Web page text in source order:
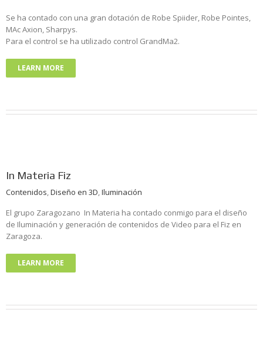
Se ha contado con una gran dotación de Robe Spiider, Robe Pointes,
MAc Axion, Sharpys.
Para el control se ha utilizado control GrandMa2.
LEARN MORE
In Materia Fiz
Contenidos,Diseño en 3D,Iluminación
El grupo Zaragozano In Materia ha contado conmigo para el diseño
de Iluminación y generación de contenidos de Video para el Fiz en
Zaragoza.
LEARN MORE